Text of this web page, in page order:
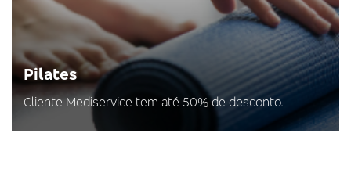
Pilates
Cliente Mediservice tem até 50% de desconto.